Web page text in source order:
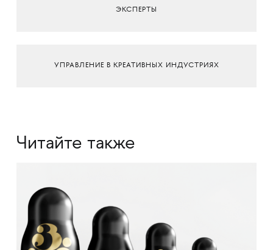
ЭКСПЕРТЫ
УПРАВЛЕНИЕ В КРЕАТИВНЫХ ИНДУСТРИЯХ
Читайте также